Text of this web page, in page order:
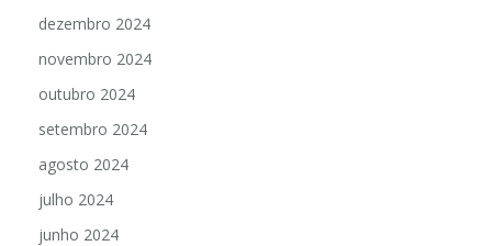
dezembro 2024
novembro 2024
outubro 2024
setembro 2024
agosto 2024
julho 2024
junho 2024